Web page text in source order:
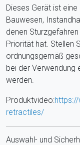
Dieses Gerät ist
Bauwesen,
denen
Priorität hat. Stellen
ordnungsgemäß
bei der Verwendung
werden.
Produktvideo:
retractiles/
Auswahl- und